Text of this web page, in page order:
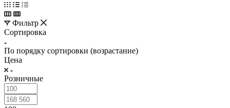
Фильтр
Сортировка
По порядку сортировки (возрастание)
Цена
Розничные